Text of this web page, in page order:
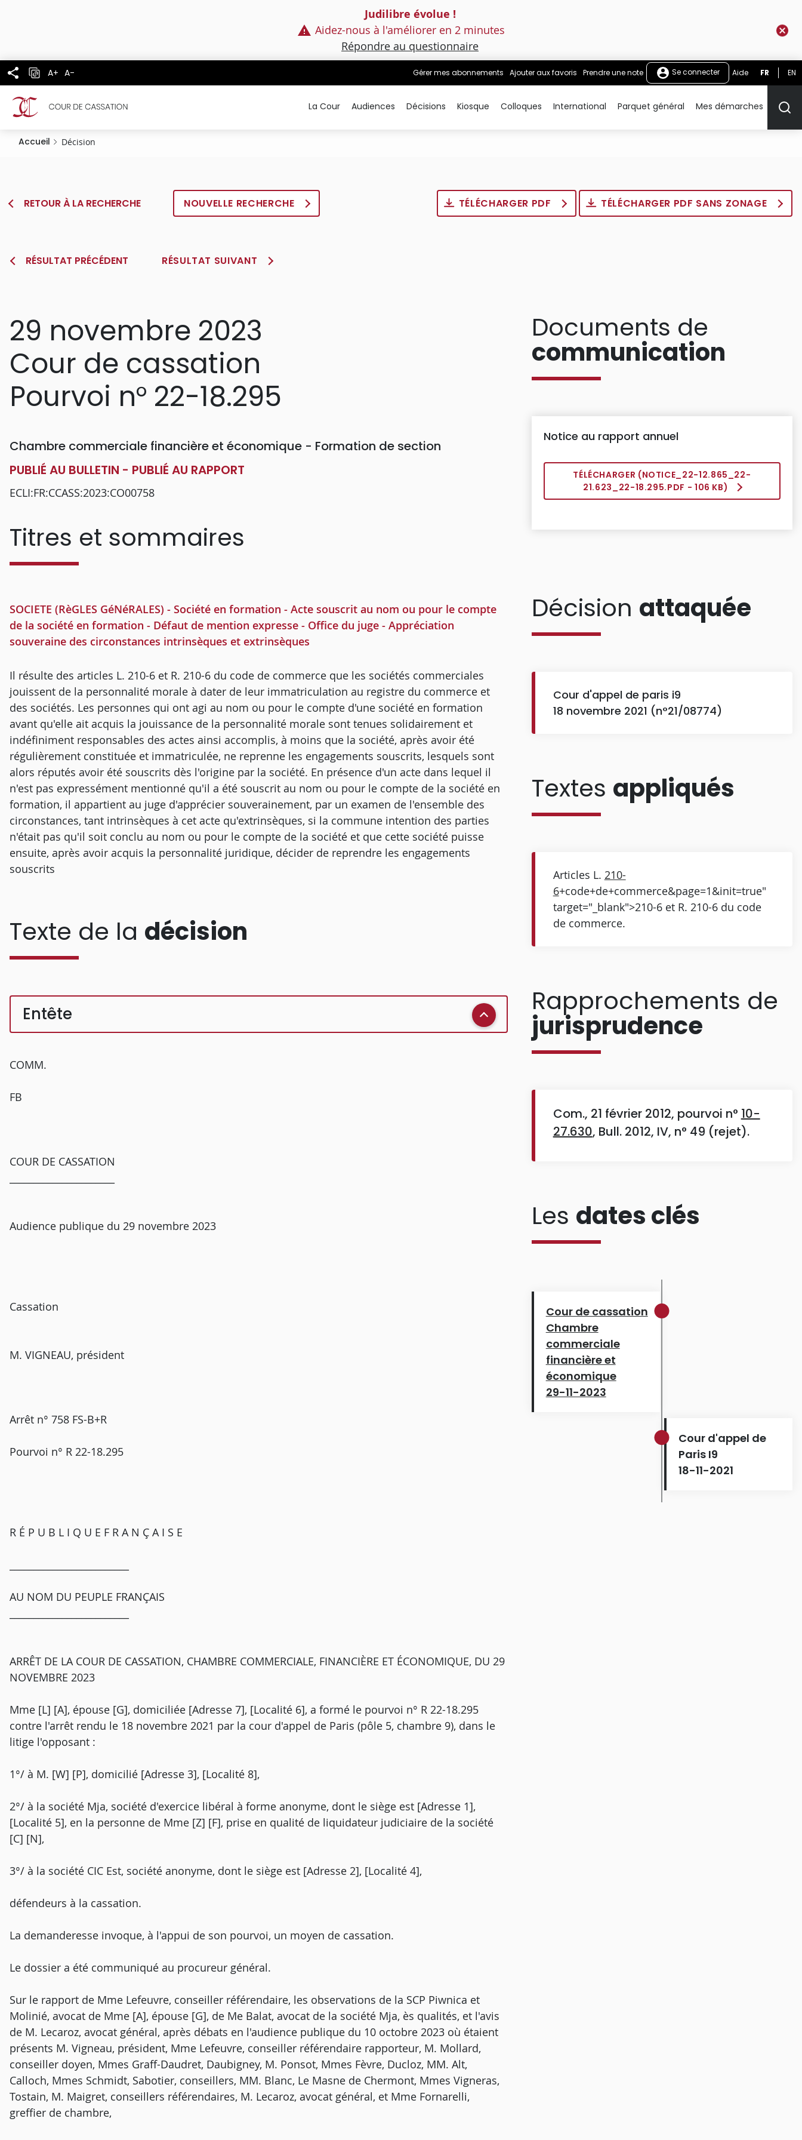
Judilibre évolue !
Aidez-nous à l'améliorer en 2 minutes
Répondre au questionnaire
A+ A- Gérer mes abonnements Ajouter aux favoris Prendre une note Se connecter Aide FR EN
La Cour Audiences Décisions Kiosque Colloques International Parquet général Mes démarches
Accueil Décision
RETOUR À LA RECHERCHE NOUVELLE RECHERCHE TÉLÉCHARGER PDF TÉLÉCHARGER PDF SANS ZONAGE
RÉSULTAT PRÉCÉDENT RÉSULTAT SUIVANT
29 novembre 2023
Cour de cassation
Pourvoi n° 22-18.295
Chambre commerciale financière et économique - Formation de section
PUBLIÉ AU BULLETIN - PUBLIÉ AU RAPPORT
ECLI:FR:CCASS:2023:CO00758
Titres et sommaires
SOCIETE (RèGLES GéNéRALES) - Société en formation - Acte souscrit au nom ou pour le compte
de la société en formation - Défaut de mention expresse - Office du juge - Appréciation
souveraine des circonstances intrinsèques et extrinsèques
Il résulte des articles L. 210-6 et R. 210-6 du code de commerce que les sociétés commerciales
jouissent de la personnalité morale à dater de leur immatriculation au registre du commerce et
des sociétés. Les personnes qui ont agi au nom ou pour le compte d'une société en formation
avant qu'elle ait acquis la jouissance de la personnalité morale sont tenues solidairement et
indéfiniment responsables des actes ainsi accomplis, à moins que la société, après avoir été
régulièrement constituée et immatriculée, ne reprenne les engagements souscrits, lesquels sont
alors réputés avoir été souscrits dès l'origine par la société. En présence d'un acte dans lequel il
n'est pas expressément mentionné qu'il a été souscrit au nom ou pour le compte de la société en
formation, il appartient au juge d'apprécier souverainement, par un examen de l'ensemble des
circonstances, tant intrinsèques à cet acte qu'extrinsèques, si la commune intention des parties
n'était pas qu'il soit conclu au nom ou pour le compte de la société et que cette société puisse
ensuite, après avoir acquis la personnalité juridique, décider de reprendre les engagements
souscrits
Texte de la décision
Entête
COMM.
FB
COUR DE CASSATION
Audience publique du 29 novembre 2023
Cassation
M. VIGNEAU, président
Arrêt n° 758 FS-B+R
Pourvoi n° R 22-18.295
R É P U B L I Q U E F R A N Ç A I S E
AU NOM DU PEUPLE FRANÇAIS
ARRÊT DE LA COUR DE CASSATION, CHAMBRE COMMERCIALE, FINANCIÈRE ET ÉCONOMIQUE, DU 29
NOVEMBRE 2023
Mme [L] [A], épouse [G], domiciliée [Adresse 7], [Localité 6], a formé le pourvoi n° R 22-18.295
contre l'arrêt rendu le 18 novembre 2021 par la cour d'appel de Paris (pôle 5, chambre 9), dans le
litige l'opposant :
1°/ à M. [W] [P], domicilié [Adresse 3], [Localité 8],
2°/ à la société Mja, société d'exercice libéral à forme anonyme, dont le siège est [Adresse 1],
[Localité 5], en la personne de Mme [Z] [F], prise en qualité de liquidateur judiciaire de la société
[C] [N],
3°/ à la société CIC Est, société anonyme, dont le siège est [Adresse 2], [Localité 4],
défendeurs à la cassation.
La demanderesse invoque, à l'appui de son pourvoi, un moyen de cassation.
Le dossier a été communiqué au procureur général.
Sur le rapport de Mme Lefeuvre, conseiller référendaire, les observations de la SCP Piwnica et
Molinié, avocat de Mme [A], épouse [G], de Me Balat, avocat de la société Mja, ès qualités, et l'avis
de M. Lecaroz, avocat général, après débats en l'audience publique du 10 octobre 2023 où étaient
présents M. Vigneau, président, Mme Lefeuvre, conseiller référendaire rapporteur, M. Mollard,
conseiller doyen, Mmes Graff-Daudret, Daubigney, M. Ponsot, Mmes Fèvre, Ducloz, MM. Alt,
Calloch, Mmes Schmidt, Sabotier, conseillers, MM. Blanc, Le Masne de Chermont, Mmes Vigneras,
Tostain, M. Maigret, conseillers référendaires, M. Lecaroz, avocat général, et Mme Fornarelli,
greffier de chambre,
Documents de
communication
Notice au rapport annuel
TÉLÉCHARGER (NOTICE_22-12.865_22-
21.623_22-18.295.PDF - 106 KB)
Décision attaquée
Cour d'appel de paris i9
18 novembre 2021 (n°21/08774)
Textes appliqués
Articles L. 210-
6+code+de+commerce&page=1&init=true"
target="_blank">210-6 et R. 210-6 du code
de commerce.
Rapprochements de
jurisprudence
Com., 21 février 2012, pourvoi n° 10-
27.630, Bull. 2012, IV, n° 49 (rejet).
Les dates clés
Cour de cassation
Chambre
commerciale
financière et
économique
29-11-2023
Cour d'appel de
Paris I9
18-11-2021